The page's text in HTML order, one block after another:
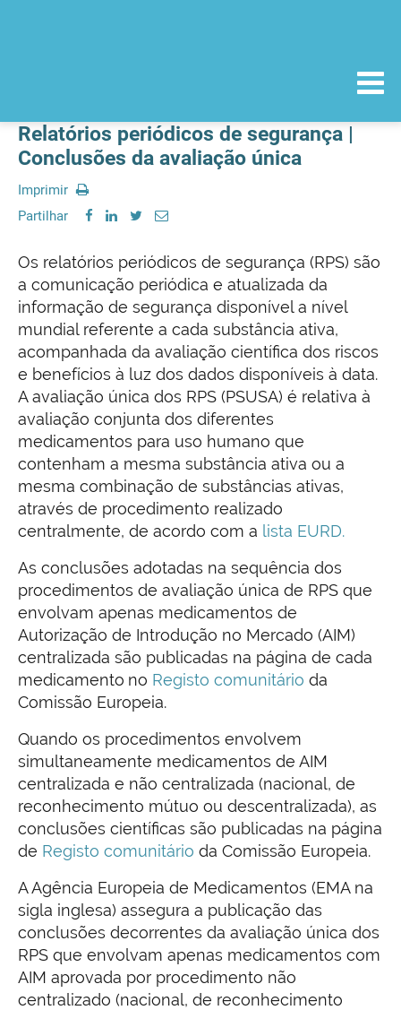
Relatórios periódicos de segurança |
Conclusões da avaliação única
Imprimir
Partilhar
Os relatórios periódicos de segurança (RPS) são
a comunicação periódica e atualizada da
informação de segurança disponível a nível
mundial referente a cada substância ativa,
acompanhada da avaliação científica dos riscos
e benefícios à luz dos dados disponíveis à data.
A avaliação única dos RPS (PSUSA) é relativa à
avaliação conjunta dos diferentes
medicamentos para uso humano que
contenham a mesma substância ativa ou a
mesma combinação de substâncias ativas,
através de procedimento realizado
centralmente, de acordo com a lista EURD.
As conclusões adotadas na sequência dos
procedimentos de avaliação única de RPS que
envolvam apenas medicamentos de
Autorização de Introdução no Mercado (AIM)
centralizada são publicadas na página de cada
medicamento no Registo comunitário da
Comissão Europeia.
Quando os procedimentos envolvem
simultaneamente medicamentos de AIM
centralizada e não centralizada (nacional, de
reconhecimento mútuo ou descentralizada), as
conclusões científicas são publicadas na página
de Registo comunitário da Comissão Europeia.
A Agência Europeia de Medicamentos (EMA na
sigla inglesa) assegura a publicação das
conclusões decorrentes da avaliação única dos
RPS que envolvam apenas medicamentos com
AIM aprovada por procedimento não
centralizado (nacional, de reconhecimento